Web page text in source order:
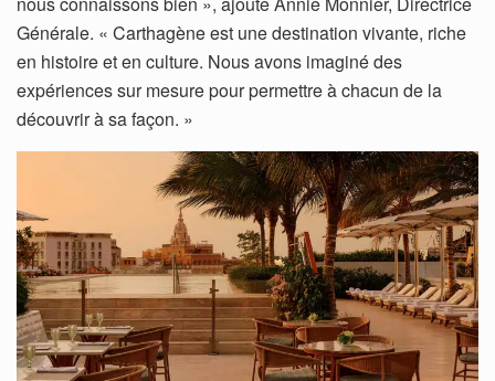
Générale. « Carthagène est une destination vivante, riche
en histoire et en culture. Nous avons imaginé des
expériences sur mesure pour permettre à chacun de la
découvrir à sa façon. »